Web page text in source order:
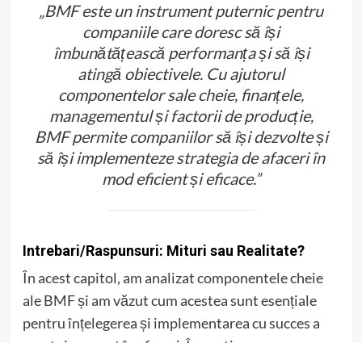
„BMF este un instrument puternic pentru
companiile care doresc să își
îmbunătățească performanța și să își
atingă obiectivele. Cu ajutorul
componentelor sale cheie, finanțele,
managementul și factorii de producție,
BMF permite companiilor să își dezvolte și
să își implementeze strategia de afaceri în
mod eficient și eficace.”
Intrebari/Raspunsuri: Mituri sau Realitate?
În acest capitol, am analizat componentele cheie
ale BMF și am văzut cum acestea sunt esențiale
pentru înțelegerea și implementarea cu succes a